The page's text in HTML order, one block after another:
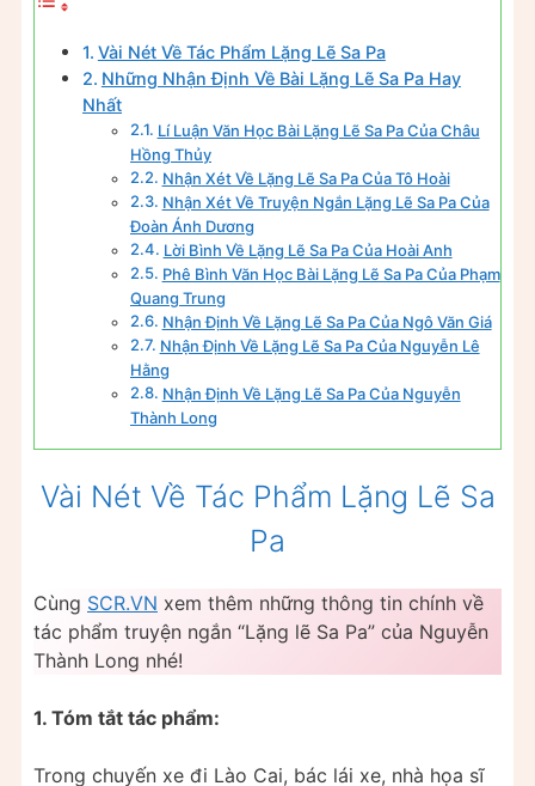
Vài Nét Về Tác Phẩm Lặng Lẽ Sa Pa
Những Nhận Định Về Bài Lặng Lẽ Sa Pa Hay
Nhất
Lí Luận Văn Học Bài Lặng Lẽ Sa Pa Của Châu
Hồng Thủy
Nhận Xét Về Lặng Lẽ Sa Pa Của Tô Hoài
Nhận Xét Về Truyện Ngắn Lặng Lẽ Sa Pa Của
Đoàn Ánh Dương
Lời Bình Về Lặng Lẽ Sa Pa Của Hoài Anh
Phê Bình Văn Học Bài Lặng Lẽ Sa Pa Của Phạm
Quang Trung
Nhận Định Về Lặng Lẽ Sa Pa Của Ngô Văn Giá
Nhận Định Về Lặng Lẽ Sa Pa Của Nguyễn Lê
Hằng
Nhận Định Về Lặng Lẽ Sa Pa Của Nguyễn
Thành Long
Vài Nét Về Tác Phẩm Lặng Lẽ Sa
Pa
Cùng SCR.VN xem thêm những thông tin chính về
tác phẩm truyện ngắn “Lặng lẽ Sa Pa” của Nguyễn
Thành Long nhé!
1. Tóm tắt tác phẩm:
Trong chuyến xe đi Lào Cai, bác lái xe, nhà họa sĩ